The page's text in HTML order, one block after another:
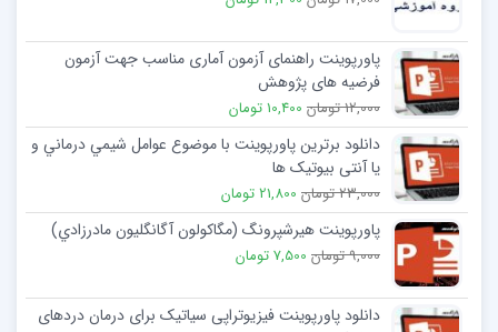
پاورپوینت راهنمای آزمون آماری مناسب جهت آزمون
فرضیه های پژوهش
12,000 تومان 10,400 تومان
دانلود برترین پاورپوینت با موضوع عوامل شيمي درماني و
يا آنتی بیوتیک ها
23,000 تومان 21,800 تومان
پاورپوینت هيرشپرونگ (مگاکولون آگانگليون مادرزادي)
9,000 تومان 7,500 تومان
دانلود پاورپوینت فیزیوتراپی سیاتیک برای درمان دردهای